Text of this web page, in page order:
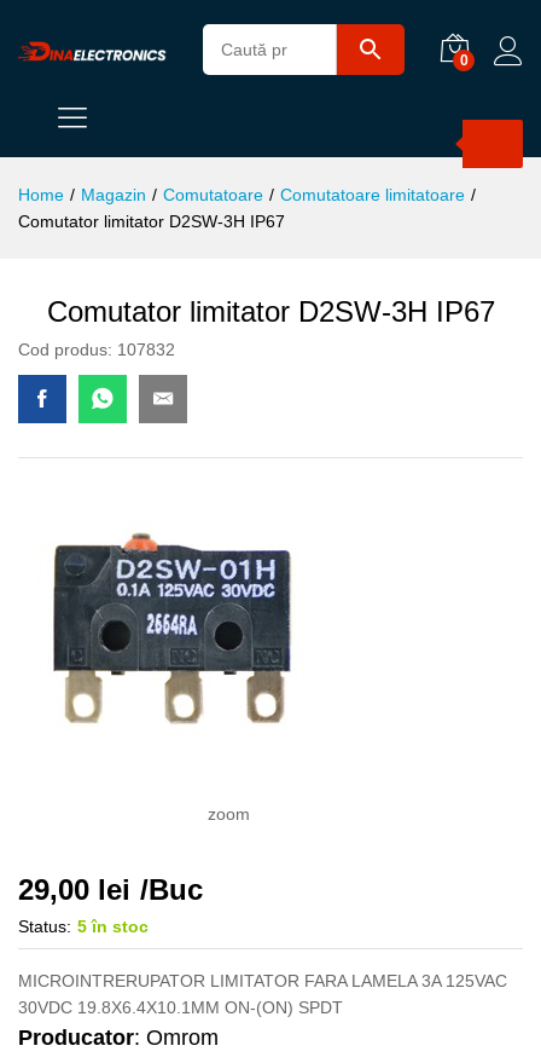
0
Home / Magazin / Comutatoare / Comutatoare limitatoare /
Comutator limitator D2SW-3H IP67
Comutator limitator D2SW-3H IP67
Cod produs: 107832
zoom
29,00 lei /Buc
Status: 5 în stoc
MICROINTRERUPATOR LIMITATOR FARA LAMELA 3A 125VAC
30VDC 19.8X6.4X10.1MM ON-(ON) SPDT
Producator: Omrom